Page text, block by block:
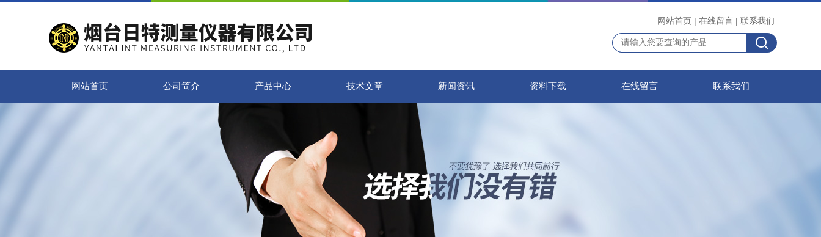
网站首页 | 在线留言 | 联系我们
网站首页 公司简介 产品中心 技术文章 新闻资讯 资料下载 在线留言 联系我们